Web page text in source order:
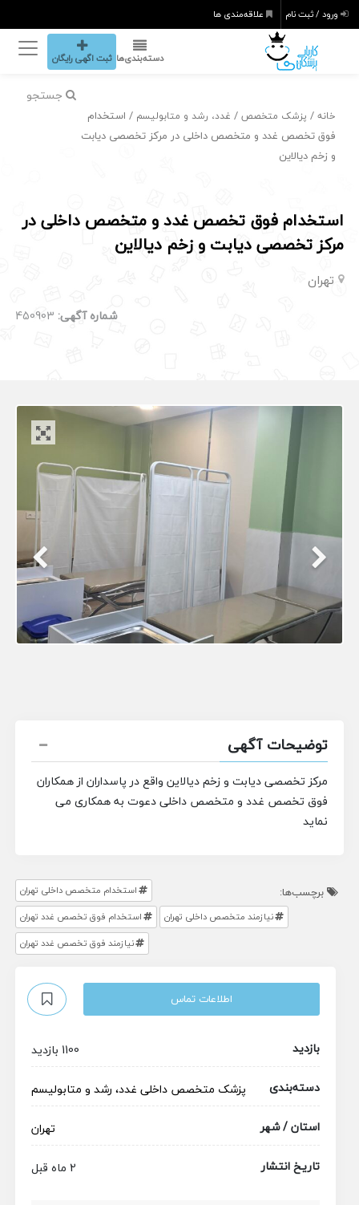
ورود / ثبت نام علاقه‌مندی ها
دسته‌بندی‌ها ثبت اگهی رایگان
جستجو
خانه / پزشک متخصص / غدد، رشد و متابولیسم / استخدام
فوق تخصص غدد و متخصص داخلی در مرکز تخصصی دیابت
و زخم دیالاین
استخدام فوق تخصص غدد و متخصص داخلی در
مرکز تخصصی دیابت و زخم دیالاین
تهران
شماره آگهی: 450903
توضیحات آگهی
مرکز تخصصی دیابت و زخم دیالاین واقع در پاسداران از همکاران
فوق تخصص غدد و متخصص داخلی دعوت به همکاری می
نماید
برچسب‌ها:
استخدام متخصص داخلی تهران
نیازمند متخصص داخلی تهران
استخدام فوق تخصص غدد تهران
نیازمند فوق تخصص غدد تهران
اطلاعات تماس
بازدید
1100 بازدید
دسته‌بندی
پزشک متخصص داخلی غدد، رشد و متابولیسم
استان / شهر
تهران
تاریخ انتشار
2 ماه قبل